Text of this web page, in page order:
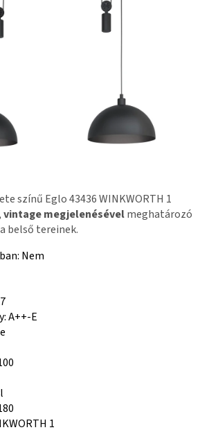
színű Eglo 43436 WINKWORTH 1
vintage megjelenésévelmeghatározó
belső tereinek.
Nem
A++-E
1